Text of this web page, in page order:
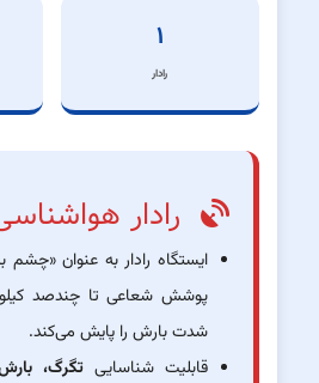
۱
رادار
رادار
ایستگاه رادار به عنوان «چشم
پوشش شعاعی تا چندصد
شدت بارش را پایش می‌کند.
قابلیت شناساییتگرگ،